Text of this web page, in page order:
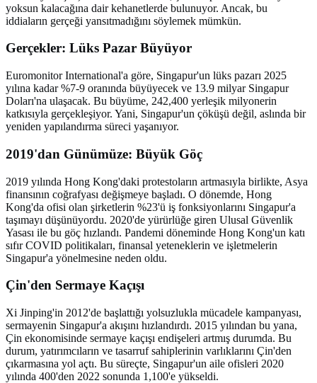
yoksun kalacağına dair kehanetlerde bulunuyor. Ancak, bu
iddiaların gerçeği yansıtmadığını söylemek mümkün.
Gerçekler: Lüks Pazar Büyüyor
Euromonitor International'a göre, Singapur'un lüks pazarı 2025
yılına kadar %7-9 oranında büyüyecek ve 13.9 milyar Singapur
Doları'na ulaşacak. Bu büyüme, 242,400 yerleşik milyonerin
katkısıyla gerçekleşiyor. Yani, Singapur'un çöküşü değil, aslında bir
yeniden yapılandırma süreci yaşanıyor.
2019'dan Günümüze: Büyük Göç
2019 yılında Hong Kong'daki protestoların artmasıyla birlikte, Asya
finansının coğrafyası değişmeye başladı. O dönemde, Hong
Kong'da ofisi olan şirketlerin %23'ü iş fonksiyonlarını Singapur'a
taşımayı düşünüyordu. 2020'de yürürlüğe giren Ulusal Güvenlik
Yasası ile bu göç hızlandı. Pandemi döneminde Hong Kong'un katı
sıfır COVID politikaları, finansal yeteneklerin ve işletmelerin
Singapur'a yönelmesine neden oldu.
Çin'den Sermaye Kaçışı
Xi Jinping'in 2012'de başlattığı yolsuzlukla mücadele kampanyası,
sermayenin Singapur'a akışını hızlandırdı. 2015 yılından bu yana,
Çin ekonomisinde sermaye kaçışı endişeleri artmış durumda. Bu
durum, yatırımcıların ve tasarruf sahiplerinin varlıklarını Çin'den
çıkarmasına yol açtı. Bu süreçte, Singapur'un aile ofisleri 2020
yılında 400'den 2022 sonunda 1,100'e yükseldi.